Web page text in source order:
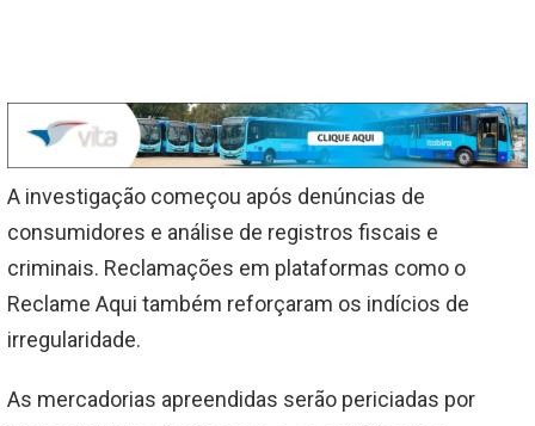
A investigação começou após denúncias de
consumidores e análise de registros fiscais e
criminais. Reclamações em plataformas como o
Reclame Aqui também reforçaram os indícios de
irregularidade.
As mercadorias apreendidas serão periciadas por